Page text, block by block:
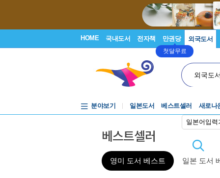
HOME 국내도서 전자책 만권당
첫달무료
외국도서
외국도
일본어입력
분야보기 일본도서 베스트셀러 새로나
베스트셀러
영미 도서 베스트 일본 도서